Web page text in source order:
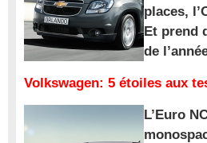
places,
Et prend
de
Volkswagen: 5 étoiles aux
L’Euro